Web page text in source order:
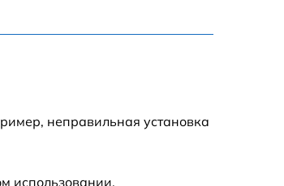
неправильная установка
использовании.